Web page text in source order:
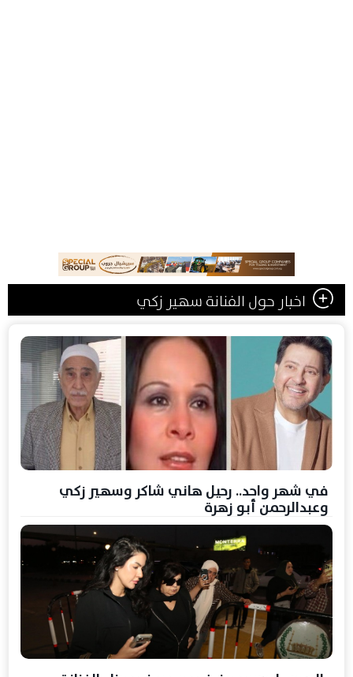
اخبار حول الفنانة سهير زكي
في شهر واحد.. رحيل هاني شاكر وسهير زكي
وعبدالرحمن أبو زهرة